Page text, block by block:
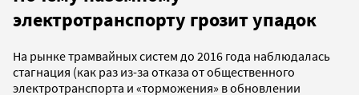
электротранспорту грозит упадок
На рынке трамвайных систем до 2016 года наблюдалась
стагнация (как раз из-за отказа от общественного
электротранспорта и «торможения» в обновлении